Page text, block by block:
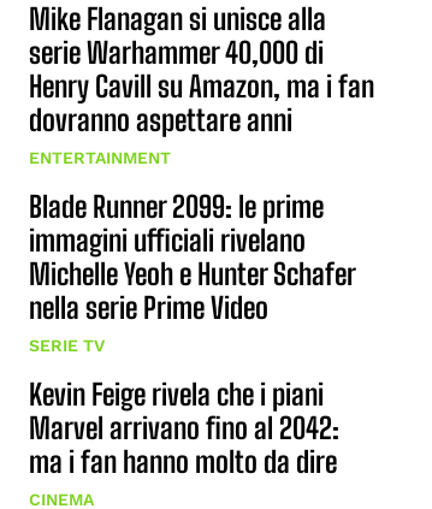
Mike Flanagan si unisce alla
serie Warhammer 40,000 di
Henry Cavill su Amazon, ma i fan
dovranno aspettare anni
ENTERTAINMENT
Blade Runner 2099: le prime
immagini ufficiali rivelano
Michelle Yeoh e Hunter Schafer
nella serie Prime Video
SERIE TV
Kevin Feige rivela che i piani
Marvel arrivano fino al 2042:
ma i fan hanno molto da dire
CINEMA